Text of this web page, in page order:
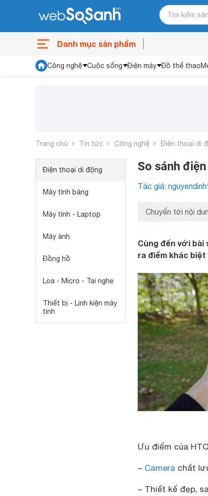
Danh mục sản phẩm
Công nghệ Cuộc sống Điện máy Đồ thể thao
Trang chủ Tin tức Công nghệ Điện thoại di
Điện thoại di động
Máy tính bảng
Máy tính - Laptop
Máy ảnh
Đồng hồ
Loa - Micro - Tai nghe
Thiết bị - Linh kiện máy
tính
So sánh
Tác giả:
Chuyển tới nội
Cùng đến với bài
ra điểm khác
Ưu điểm của
– Camera chất
– Thiết kế đẹp,